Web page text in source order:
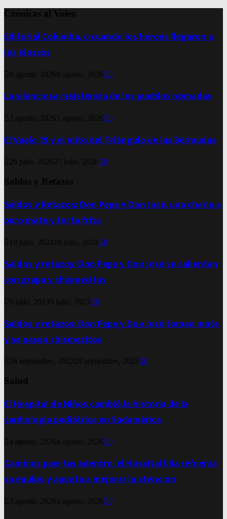
Crónicas al Voleo
Editorial Columba, o cuando los héroes llegaron a
los kioscos
9 agosto, 20268 agosto, 2026 0
La silenciosa resistencia de los pueblos nómadas
2 agosto, 2026 1 agosto, 2026 0
El Vuelo 19 y el mito del Triángulo de las Bermudas
26 julio, 202625 julio, 2026 0
Saldos y Retazos
Saldos y Retazos: Don Pepe y Don José, una charla a
puro mate y torta frita
18 julio, 2024 18 julio, 2024 0
Saldos y retazos: Don Pepe y Don José se calientan
con grapa y chismecitos
9 julio, 20239 julio, 2023 0
Saldos y retazos: Don Pepe y Don José toman mate
y se pasan chismecitos
28 septiembre, 202228 septiembre, 2022 0
Salud
El Hospital de Niños cambió la historia de la
cardiología pediátrica en Sudamérica
4 agosto, 20264 agosto, 2026 0
Cambios puertas adentro: el Hospital Illia refuerza
su equipo y apunta a mejorar la atención
3 agosto, 2026 3 agosto, 2026 0